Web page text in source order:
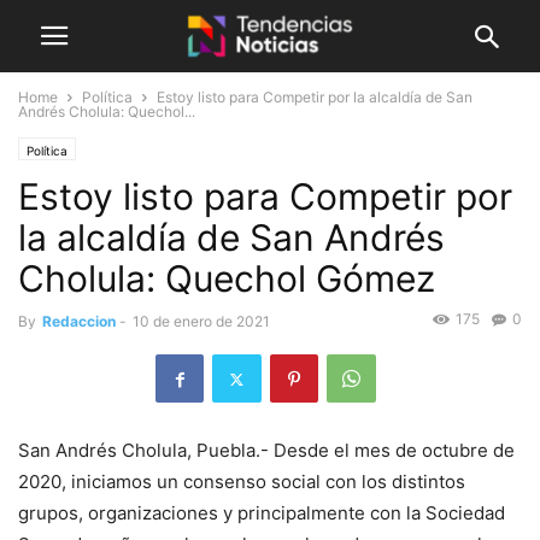
Home Política
Estoy listo para Competir por la alcaldía de San
Andrés Cholula: Quechol...
Política
Estoy listo para Competir por
la alcaldía de San Andrés
Cholula: Quechol Gómez
By Redaccion - 10 de enero de 2021 0
175
San Andrés Cholula, Puebla.- Desde el mes de octubre de
2020, iniciamos un consenso social con los distintos
grupos, organizaciones y principalmente con la Sociedad